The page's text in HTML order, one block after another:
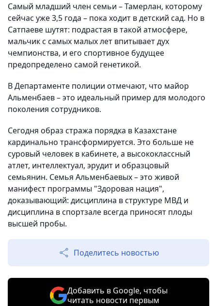
Самый младший член семьи – Тамерлан, которому
сейчас уже 3,5 года – пока ходит в детский сад. Но в
Сатпаеве шутят: подрастая в такой атмосфере,
мальчик с самых малых лет впитывает дух
чемпионства, и его спортивное будущее
предопределено самой генетикой.
В Департаменте полиции отмечают, что майор
Альменбаев – это идеальный пример для молодого
поколения сотрудников.
Сегодня образ стража порядка в Казахстане
кардинально трансформируется. Это больше не
суровый человек в кабинете, а высококлассный
атлет, интеллектуал, эрудит и образцовый
семьянин. Семья Альменбаевых – это живой
манифест программы "Здоровая нация",
доказывающий: дисциплина в структуре МВД и
дисциплина в спортзале всегда приносят плоды
высшей пробы.
Поделитесь новостью
Добавить в Google, чтобы
читать новости первым